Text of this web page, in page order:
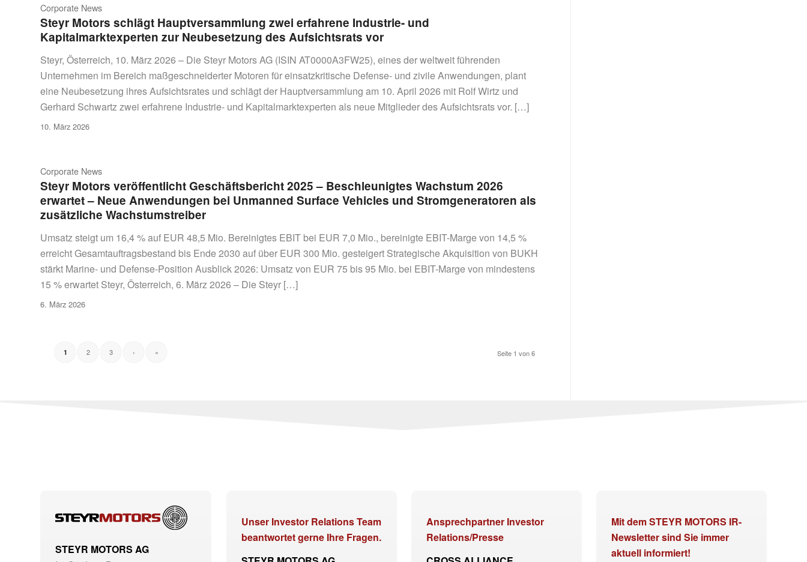
Corporate News
Steyr Motors schlägt Hauptversammlung zwei erfahrene Industrie- und
Kapitalmarktexperten zur Neubesetzung des Aufsichtsrats vor
Steyr, Österreich, 10. März 2026 – Die Steyr Motors AG (ISIN AT0000A3FW25), eines der weltweit führenden
Unternehmen im Bereich maßgeschneiderter Motoren für einsatzkritische Defense- und zivile Anwendungen, plant
eine Neubesetzung ihres Aufsichtsrates und schlägt der Hauptversammlung am 10. April 2026 mit Rolf Wirtz und
Gerhard Schwartz zwei erfahrene Industrie- und Kapitalmarktexperten als neue Mitglieder des Aufsichtsrats vor. […]
10. März 2026
Corporate News
Steyr Motors veröffentlicht Geschäftsbericht 2025 – Beschleunigtes Wachstum 2026
erwartet – Neue Anwendungen bei Unmanned Surface Vehicles und Stromgeneratoren als
zusätzliche Wachstumstreiber
Umsatz steigt um 16,4 % auf EUR 48,5 Mio. Bereinigtes EBIT bei EUR 7,0 Mio., bereinigte EBIT-Marge von 14,5 %
erreicht Gesamtauftragsbestand bis Ende 2030 auf über EUR 300 Mio. gesteigert Strategische Akquisition von BUKH
stärkt Marine- und Defense-Position Ausblick 2026: Umsatz von EUR 75 bis 95 Mio. bei EBIT-Marge von mindestens
15 % erwartet Steyr, Österreich, 6. März 2026 – Die Steyr […]
6. März 2026
Seite 1 von 6
1 2 3 › »
STEYR MOTORS AG
Unser Investor Relations Team
beantwortet gerne Ihre Fragen.
Ansprechpartner Investor
Relations/Presse
Mit dem STEYR MOTORS IR-
Newsletter sind Sie immer
aktuell informiert!